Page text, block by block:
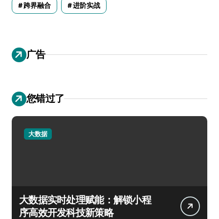
跨界融合 进阶实战
广告
您错过了
大数据
大数据实时处理赋能：解锁小程
序高效开发科技新策略